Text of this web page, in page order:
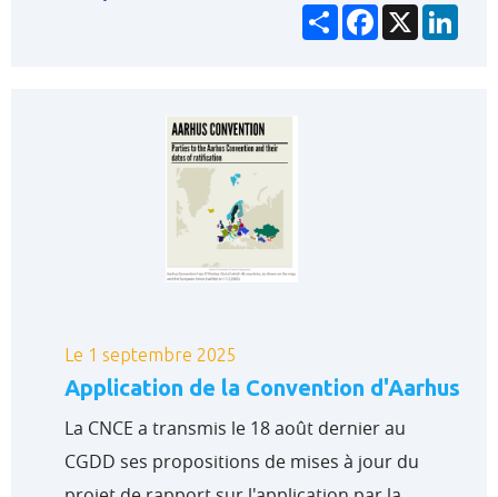
PartagerFacebook
X
Le 1 septembre 2025
Application de la Convention d'Aarhus
La CNCE a transmis le 18 août dernier au
CGDD ses propositions de mises à jour du